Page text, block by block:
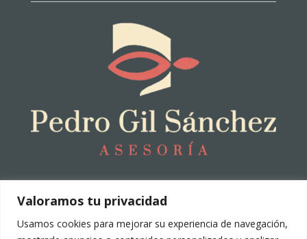
Valoramos tu privacidad
Usamos cookies para mejorar su experiencia de navegación,
© 2025. Todos los derechos reservados.